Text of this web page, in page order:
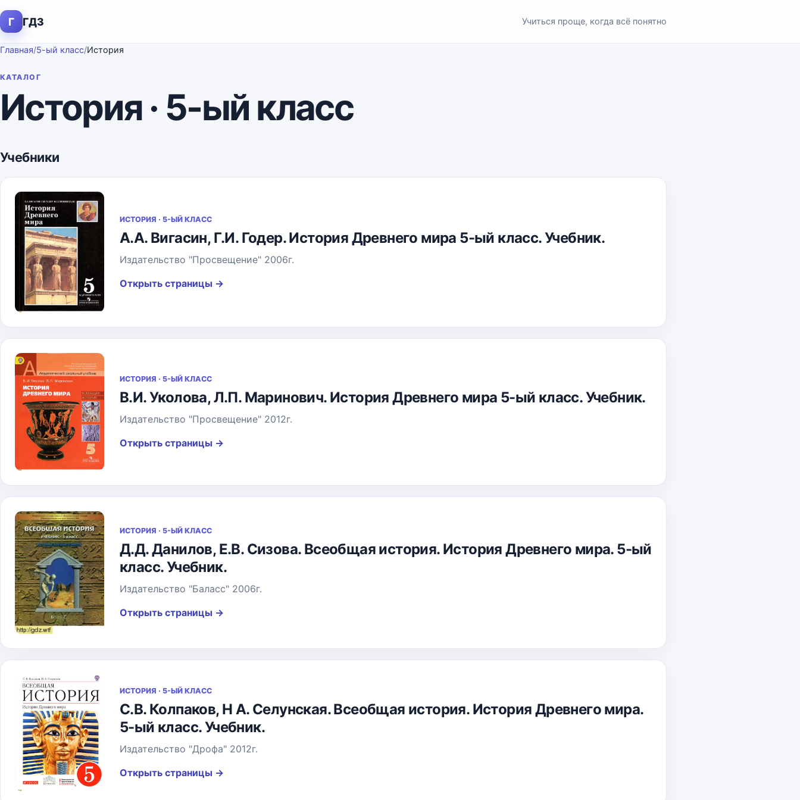
Г ГДЗ Учиться проще, когда всё понятно
Главная/5-ый класс/История
КАТАЛОГ
История · 5-ый класс
Учебники
ИСТОРИЯ · 5-ЫЙ КЛАСС
А.А. Вигасин, Г.И. Годер. История Древнего мира 5-ый класс. Учебник.
Издательство "Просвещение" 2006г.
Открыть страницы →
ИСТОРИЯ · 5-ЫЙ КЛАСС
В.И. Уколова, Л.П. Маринович. История Древнего мира 5-ый класс. Учебник.
Издательство "Просвещение" 2012г.
Открыть страницы →
ИСТОРИЯ · 5-ЫЙ КЛАСС
Д.Д. Данилов, Е.В. Сизова. Всеобщая история. История Древнего мира. 5-ый
класс. Учебник.
Издательство "Баласс" 2006г.
Открыть страницы →
ИСТОРИЯ · 5-ЫЙ КЛАСС
С.В. Колпаков, Н А. Селунская. Всеобщая история. История Древнего мира.
5-ый класс. Учебник.
Издательство "Дрофа" 2012г.
Открыть страницы →